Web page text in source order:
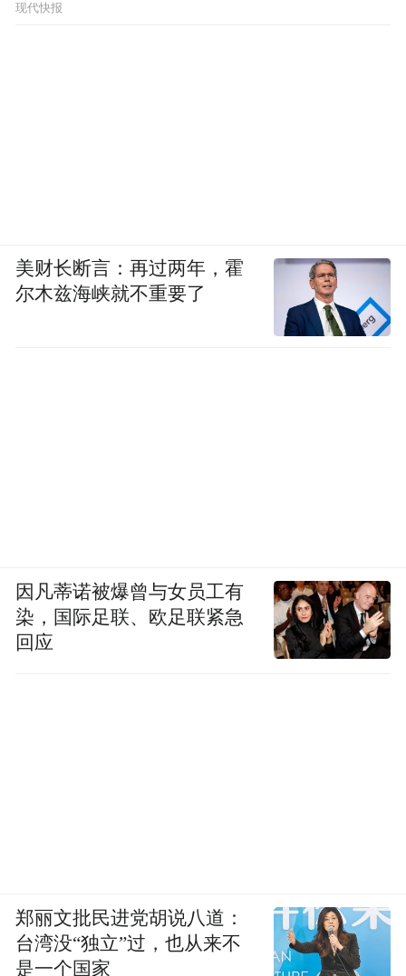
现代快报
美财长断言：再过两年，霍
尔木兹海峡就不重要了
因凡蒂诺被爆曾与女员工有
染，国际足联、欧足联紧急
回应
郑丽文批民进党胡说八道：
台湾没“独立”过，也从来不
是一个国家